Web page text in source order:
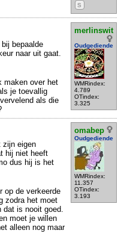
S
merlinswit
Oudgediende
WMRindex:
4.789
OTindex:
3.325
bepaalde
naar uit gaat.
maken over het
je toevallig
als die
omabep
Oudgediende
WMRindex:
11.357
OTindex:
3.193
zijn eigen
hij niet heeft
dus hij is het
op de verkeerde
zodra het moet
dat is nooit goed.
moet je willen
alleen nog maar